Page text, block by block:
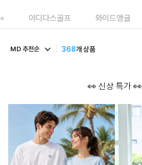
아디다스골프 와이드앵글
MD 추천순 368개 상품
👀 신상 특가 👀